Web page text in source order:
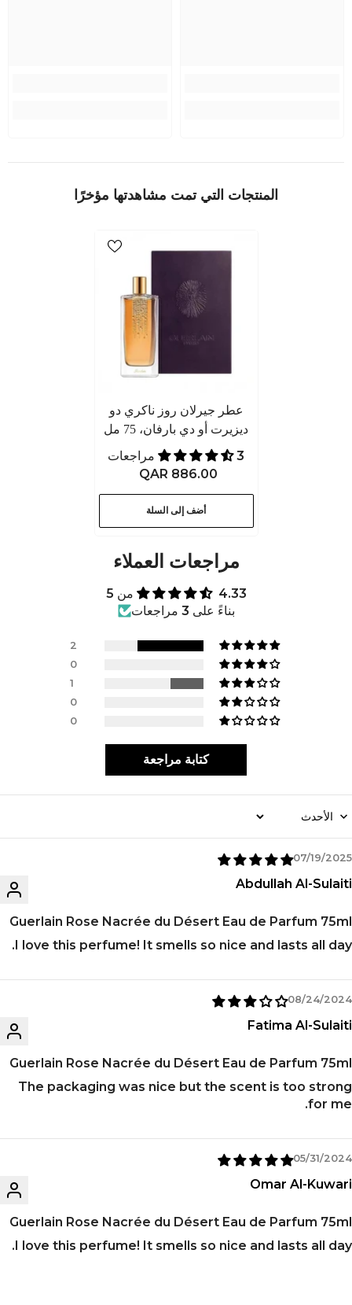
المنتجات التي تمت مشاهدتها مؤخرًا
عطر جيرلان روز ناكري دو
ديزيرت أو دي بارفان، 75 مل
3 مراجعات
QAR 886.00
أضف إلى السلة
مراجعات العملاء
4.33 من 5
بناءً على 3 مراجعات
2
0
1
0
0
كتابة مراجعة
Sort By
07/19/2025
Abdullah Al-Sulaiti
Guerlain Rose Nacrée du Désert Eau de Parfum 75ml
I love this perfume! It smells so nice and lasts all day.
08/24/2024
Fatima Al-Sulaiti
Guerlain Rose Nacrée du Désert Eau de Parfum 75ml
The packaging was nice but the scent is too strong
for me.
05/31/2024
Omar Al-Kuwari
Guerlain Rose Nacrée du Désert Eau de Parfum 75ml
I love this perfume! It smells so nice and lasts all day.